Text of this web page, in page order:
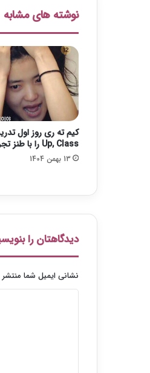
ی
ل
م
«
و
ی
س
پ
ر
ی
س
»
ا
ت
ا
ب
ش
نوشته های مشابه
Up, Class را با طنز تجربه می‌کند
13 بهمن 1404
دیدگاهتان را
نشانی ایمیل شما